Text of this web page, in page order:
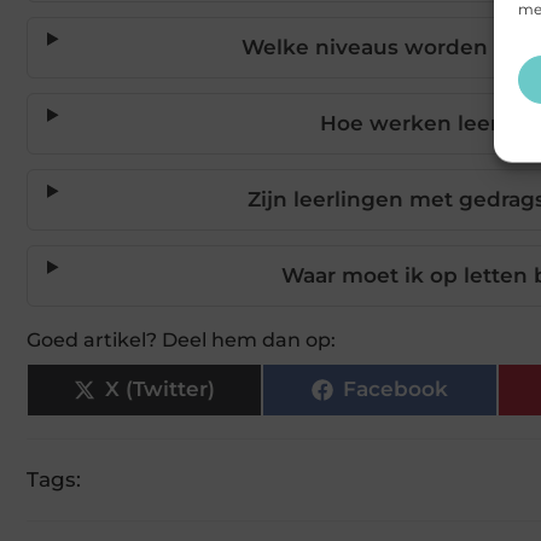
Welke niveaus worden
Hoe werken leer-
Zijn leerlingen met
Waar moet ik op letten
Goed artikel? Deel hem dan op:
X (Twitter) Facebook
Tags: